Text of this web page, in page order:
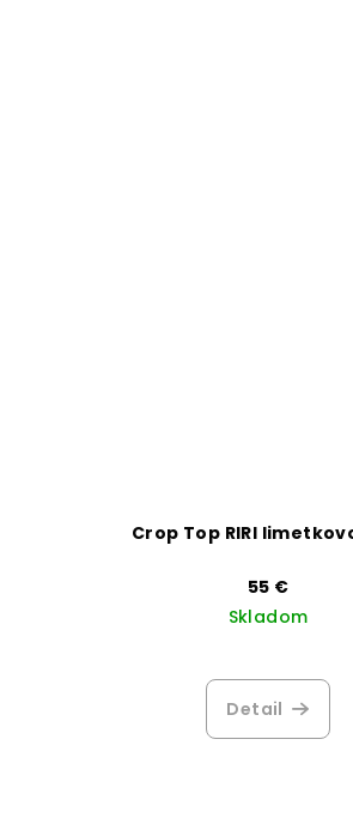
Crop Top RIRI
55 €
Skladom
Detail